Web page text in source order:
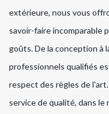
extérieure, nous vous
savoir-faire incomparable
goûts. De la conception à
professionnels qualifiés
respect des règles de
service de qualité, dans